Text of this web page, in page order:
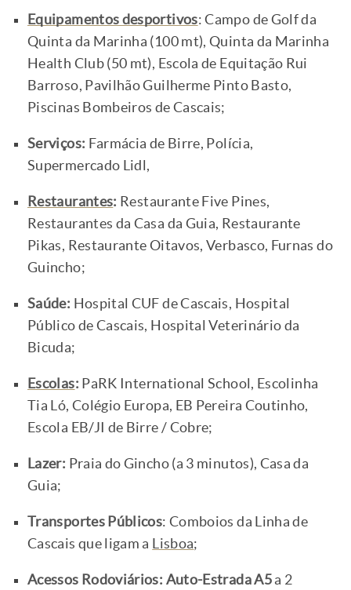
Equipamentos desportivos: Campo de Golf da
Quinta da Marinha (100 mt), Quinta da Marinha
Health Club (50 mt), Escola de Equitação Rui
Barroso, Pavilhão Guilherme Pinto Basto,
Piscinas Bombeiros de Cascais;
Serviços: Farmácia de Birre, Polícia,
Supermercado Lidl,
Restaurantes: Restaurante Five Pines,
Restaurantes da Casa da Guia, Restaurante
Pikas, Restaurante Oitavos, Verbasco, Furnas do
Guincho;
Saúde: Hospital CUF de Cascais, Hospital
Público de Cascais, Hospital Veterinário da
Bicuda;
Escolas: PaRK International School, Escolinha
Tia Ló, Colégio Europa, EB Pereira Coutinho,
Escola EB/JI de Birre / Cobre;
Lazer: Praia do Gincho (a 3 minutos), Casa da
Guia;
Transportes Públicos: Comboios da Linha de
Cascais que ligam a Lisboa;
Acessos Rodoviários: Auto-Estrada A5 a 2